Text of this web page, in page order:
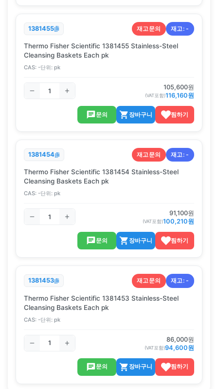
1381455 재고문의 재고:-
Thermo Fisher Scientific 1381455 Stainless-Steel
Cleansing Baskets Each pk
CAS: -단위: pk
105,600원
(VAT포함)116,160원
문의 장바구니 찜하기
1381454 재고문의 재고:-
Thermo Fisher Scientific 1381454 Stainless-Steel
Cleansing Baskets Each pk
CAS: -단위: pk
91,100원
(VAT포함)100,210원
문의 장바구니 찜하기
1381453 재고문의 재고:-
Thermo Fisher Scientific 1381453 Stainless-Steel
Cleansing Baskets Each pk
CAS: -단위: pk
86,000원
(VAT포함)94,600원
문의 장바구니 찜하기